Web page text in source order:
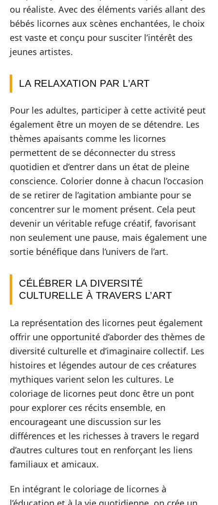
ou réaliste. Avec des éléments variés allant des
bébés licornes aux scènes enchantées, le choix
est vaste et conçu pour susciter l’intérêt des
jeunes artistes.
LA RELAXATION PAR L’ART
Pour les adultes, participer à cette activité peut
également être un moyen de se détendre. Les
thèmes apaisants comme les licornes
permettent de se déconnecter du stress
quotidien et d’entrer dans un état de pleine
conscience. Colorier donne à chacun l’occasion
de se retirer de l’agitation ambiante pour se
concentrer sur le moment présent. Cela peut
devenir un véritable refuge créatif, favorisant
non seulement une pause, mais également une
sortie bénéfique dans l’univers de l’art.
CÉLÉBRER LA DIVERSITÉ
CULTURELLE À TRAVERS L’ART
La représentation des licornes peut également
offrir une opportunité d’aborder des thèmes de
diversité culturelle et d’imaginaire collectif. Les
histoires et légendes autour de ces créatures
mythiques varient selon les cultures. Le
coloriage de licornes peut donc être un pont
pour explorer ces récits ensemble, en
encourageant une discussion sur les
différences et les richesses à travers le regard
d’autres cultures tout en renforçant les liens
familiaux et amicaux.
En intégrant le coloriage de licornes à